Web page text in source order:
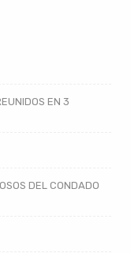
EN 3
DEL CONDADO